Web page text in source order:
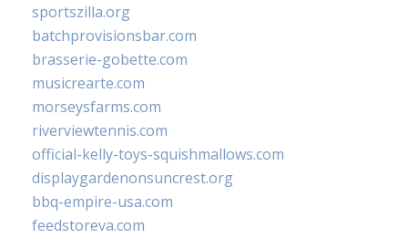
sportszilla.org
batchprovisionsbar.com
brasserie-gobette.com
musicrearte.com
morseysfarms.com
riverviewtennis.com
official-kelly-toys-squishmallows.com
displaygardenonsuncrest.org
bbq-empire-usa.com
feedstoreva.com